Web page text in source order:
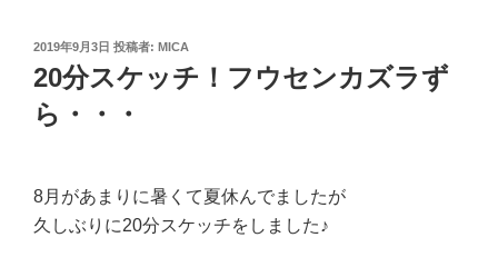
投
稿
日:
2019年9月3日 投稿者: MICA
20分スケッチ！フウセンカズラず
ら・・・
8月があまりに暑くて夏休んでましたが
久しぶりに20分スケッチをしました♪